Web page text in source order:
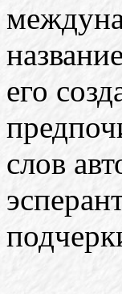
его
слов